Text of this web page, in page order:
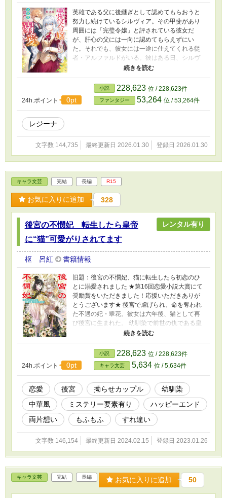
英雄である父に後継ぎとして認めてもらおうと
努力し続けているシルヴィア。その甲斐があり
周囲には「完璧令嬢」と評されている彼女だ
が、肝心の父には一向に認めてもらえずにい
た。それでも、彼女には一途に仕えてくれる従
者・アルファルドがいる。彼はある日、シルヴ
ィアは「闇落ちする運命にある」と言う少女に
彼はシルヴィアの悩みを取り除くべく、日々、
彼女を甘やかし始めた！ 甘々な従者にシルビ
アはドキドキしてしまい――!?
24h.ポイント 0pt
小説 228,623 位 / 228,623件
ファンタジー 53,264 位 / 53,264件
レジーナ
文字数 144,735 最終更新日 2026.01.30 登録日 2026.01.30
キャラ文芸 完結 長編 R15
お気に入りに追加 328
後宮の不憫妃 転生したら皇帝
に“猫”可愛がりされてます
レンタル有り
枢 呂紅 書籍情報
旧題：後宮の不憫妃、猫に転生したら初恋のひ
とに溺愛されました ★第16回恋愛小説大賞にて
奨励賞をいただきました！応援いただきありが
とうございます★ 後宮で虐げられ、命を奪われ
た不遇の妃・翠花。彼女は六年後、猫として再
び後宮に生まれた。 幼馴染で前世の仇である皇
帝・飛龍に拾われ翠花は絶望する。だけど飛龍
は「お前を見ていると翠花を思い出す」「翠花
は俺の初恋だった」と猫の翠花を溺愛。翠花の
死の裏に隠された陰謀と、実は一途だった飛龍
とのすれ違ってしまった初恋の行く先は……？
一度はバッドエンドを迎えた両片想いな幼馴染
がハッピーエンドを取り戻すまでの物語。
24h.ポイント 0pt
小説 228,623 位 / 228,623件
キャラ文芸 5,634 位 / 5,634件
恋愛 後宮 拗らせカップル
幼馴染
中華風
ミステリー要素有り
ハッピーエンド
両片想い
もふもふ すれ違い
文字数 146,154 最終更新日 2024.02.15 登録日 2023.01.26
キャラ文芸 完結 長編 お気に入りに追加 50